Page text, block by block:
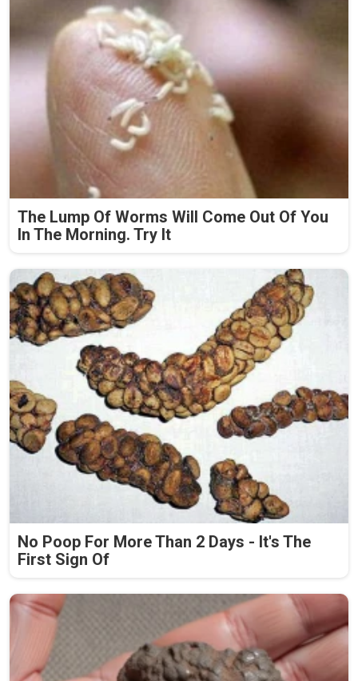
The Lump Of Worms Will Come Out Of You
In The Morning. Try It
No Poop For More Than 2 Days - It's The
First Sign Of